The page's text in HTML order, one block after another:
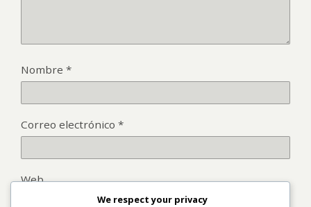
Nombre *
Correo electrónico *
Web
We respect your privacy